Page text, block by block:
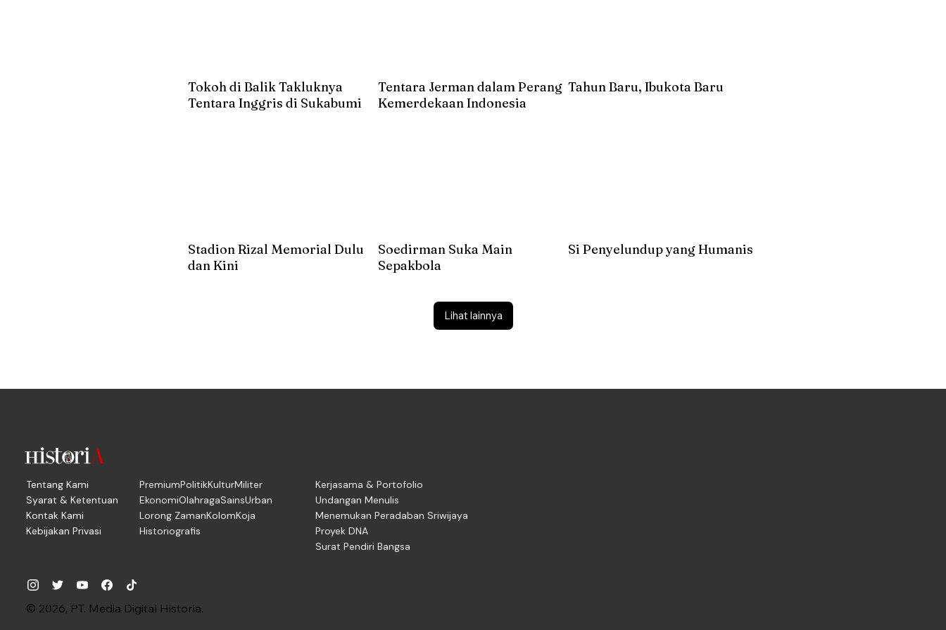
Lihat lainnya
Tokoh di Balik Takluknya
Tentara Inggris di Sukabumi
Tentara Jerman dalam Perang
Kemerdekaan Indonesia
Tahun Baru, Ibukota Baru
Stadion Rizal Memorial Dulu
dan Kini
Soedirman Suka Main
Sepakbola
Si Penyelundup yang Humanis
Tentang Kami
Syarat & Ketentuan
Kontak Kami
Kebijakan Privasi
PremiumPolitikKulturMiliter
EkonomiOlahragaSainsUrban
Lorong ZamanKolomKoja
Historiografis
Kerjasama & Portofolio
Undangan Menulis
Menemukan Peradaban Sriwijaya
Proyek DNA
Surat Pendiri Bangsa
© 2026, PT. Media Digital Historia.